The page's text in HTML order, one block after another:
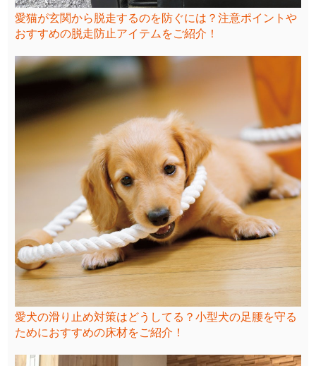
愛猫が玄関から脱走するのを防ぐには？注意ポイントや
おすすめの脱走防止アイテムをご紹介！
愛犬の滑り止め対策はどうしてる？小型犬の足腰を守る
ためにおすすめの床材をご紹介！